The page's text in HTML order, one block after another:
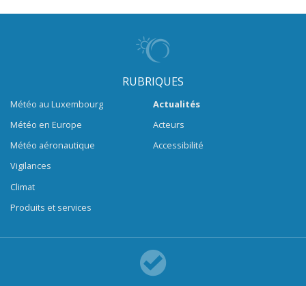
RUBRIQUES
Météo au Luxembourg
Météo en Europe
Météo aéronautique
Vigilances
Climat
Produits et services
Actualités
Acteurs
Accessibilité